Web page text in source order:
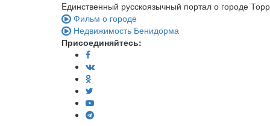
Eдинственный русскоязычный портал о городе
Фильм о городе
Недвижимость Бенидорма
Присоединяйтесь: